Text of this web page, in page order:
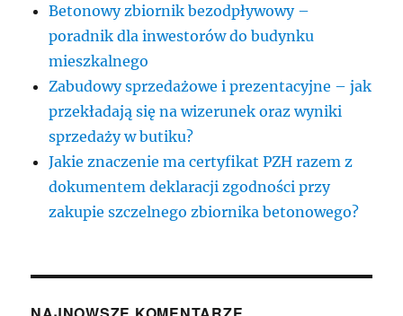
Betonowy zbiornik bezodpływowy –
poradnik dla inwestorów do budynku
mieszkalnego
Zabudowy sprzedażowe i prezentacyjne – jak
przekładają się na wizerunek oraz wyniki
sprzedaży w butiku?
Jakie znaczenie ma certyfikat PZH razem z
dokumentem deklaracji zgodności przy
zakupie szczelnego zbiornika betonowego?